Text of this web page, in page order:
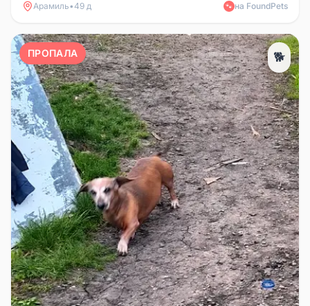
Арамиль•49 д 🐾 на FoundPets
ПРОПАЛА 🐕